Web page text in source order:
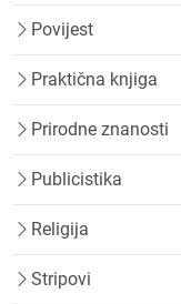
Povijest
Praktična knjiga
Prirodne znanosti
Publicistika
Religija
Stripovi